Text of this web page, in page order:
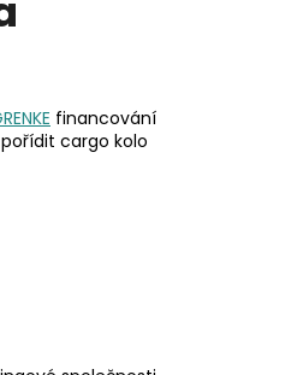
financování
cargo kolo